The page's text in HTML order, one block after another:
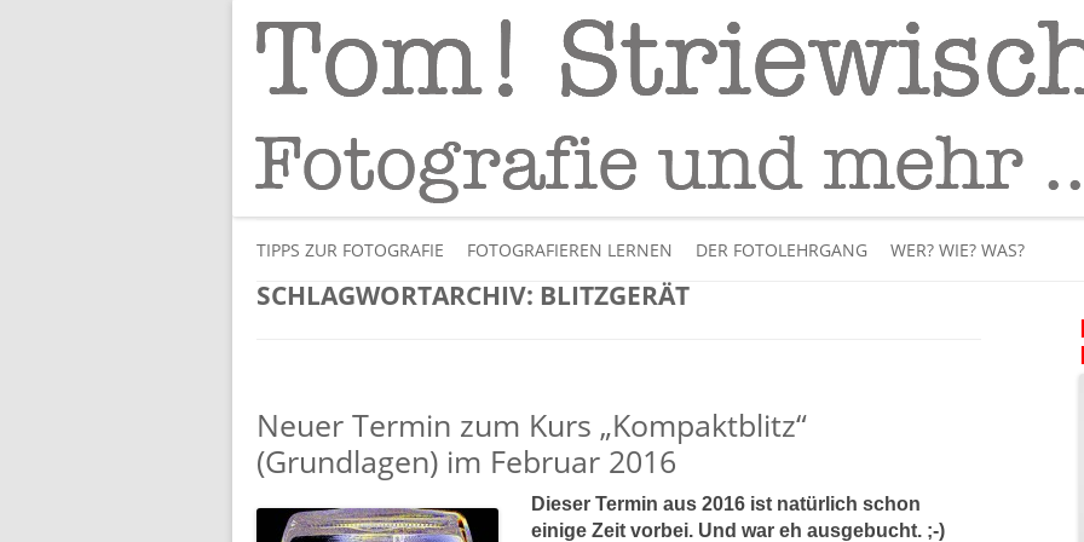
Tom! Striewisch – Fotografieren lernen
Tipps und Tricks und Meinungen zur Fotografie
to
TIPPS ZUR FOTOGRAFIE FOTOGRAFIEREN LERNEN DER FOTOLEHRGANG WER? WIE? WAS?
IM INTERNET
SCHLAGWORTARCHIV: BLITZGERÄT
Neuer Termin zum Kurs „Kompaktblitz“
(Grundlagen) im Februar 2016
Dieser Termin aus 2016 ist natürlich schon
einige Zeit vorbei. Und war eh ausgebucht. ;-)